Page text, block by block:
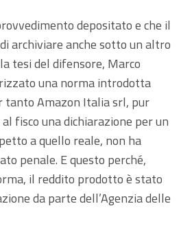
depositato e che il
archiviare anche sotto un altro
tesi del difensore, Marco
una norma introdotta
tanto Amazon Italia srl, pur
fisco una dichiarazione per un
a quello reale, non ha
penale. E questo perché,
il reddito prodotto è stato
da parte dell’Agenzia delle